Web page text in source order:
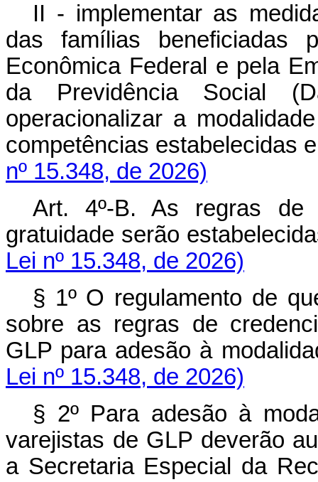
II - implementar as
das famílias beneficiadas
Econômica Federal e pela
da Previdência Social
operacionalizar a
competências
nº 15.348, de 2026)
Art. 4º-B. As regras de
gratuidade serão
Lei nº 15.348, de 2026)
§ 1º O regulamento de
sobre as regras de
GLP para adesão à
Lei nº 15.348, de 2026)
§ 2º Para adesão à
varejistas de GLP deverão
a Secretaria Especial da